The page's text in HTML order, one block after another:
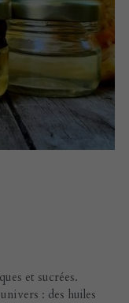
et sucrées.
: des huiles